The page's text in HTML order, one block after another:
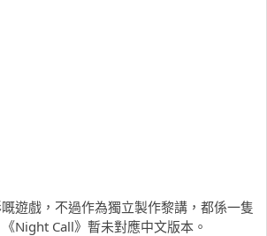
遊戲，不過作為獨立製作黎講，都係一隻
Night Call》暫未對應中文版本。